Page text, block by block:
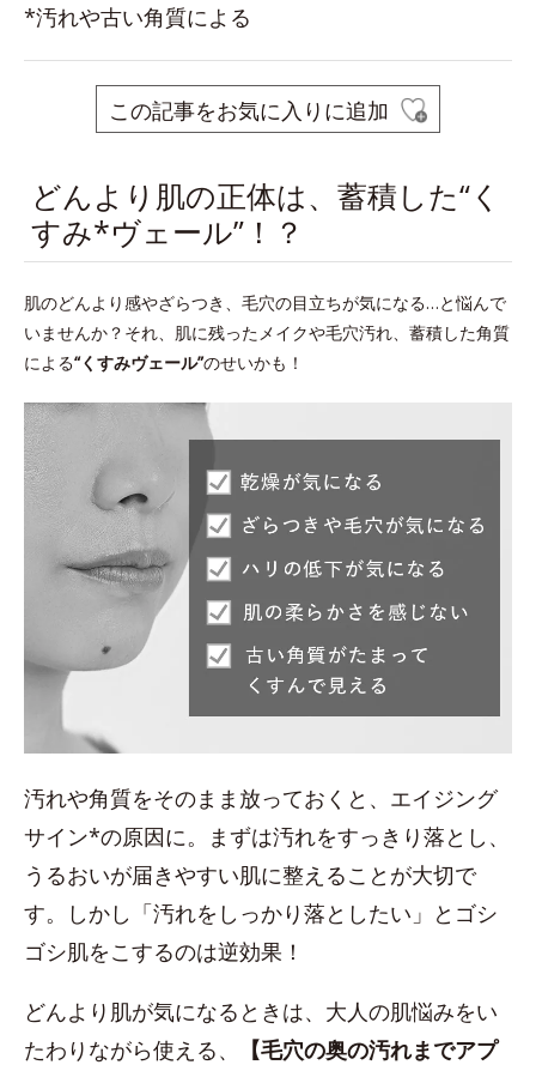
*汚れや古い角質による
この記事をお気に入りに追加
どんより肌の正体は、蓄積した“く
すみ*ヴェール”！？
肌のどんより感やざらつき、毛穴の目立ちが気になる…と悩んで
いませんか？それ、肌に残ったメイクや毛穴汚れ、蓄積した角質
による“くすみヴェール”のせいかも！
汚れや角質をそのまま放っておくと、エイジング
サイン*の原因に。まずは汚れをすっきり落とし、
うるおいが届きやすい肌に整えることが大切で
す。しかし「汚れをしっかり落としたい」とゴシ
ゴシ肌をこするのは逆効果！
どんより肌が気になるときは、大人の肌悩みをい
たわりながら使える、
【毛穴の奥の汚れまでアプ